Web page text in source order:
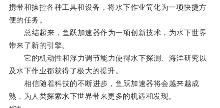
携带和操控各种工具和设备，将水下作业简化为一项快捷方
便的任务。
总结起来，鱼跃加速器作为一项创新技术，为水下世界
带来了新的引擎。
它的机动性和浮力调节能力使得水下探测、海洋研究以
及水下作业都获得了极大的提升。
相信随着科技的不断进步，鱼跃加速器将会越来越成
熟，为人类探索水下世界带来更多的机遇和发现。